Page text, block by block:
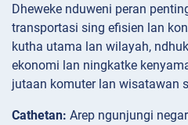
Dheweke nduweni peran
transportasi sing efisien lan
kutha utama lan wilayah,
ekonomi lan ningkatke
jutaan komuter lan wisatawan
Cathetan: Arep ngunjungi